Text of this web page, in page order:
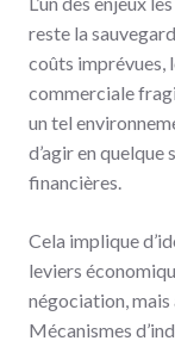
reste la
coûts imprévues,
commerciale
un tel
d’agir en
financières.
Cela implique
leviers
négociation, mais
Mécanismes